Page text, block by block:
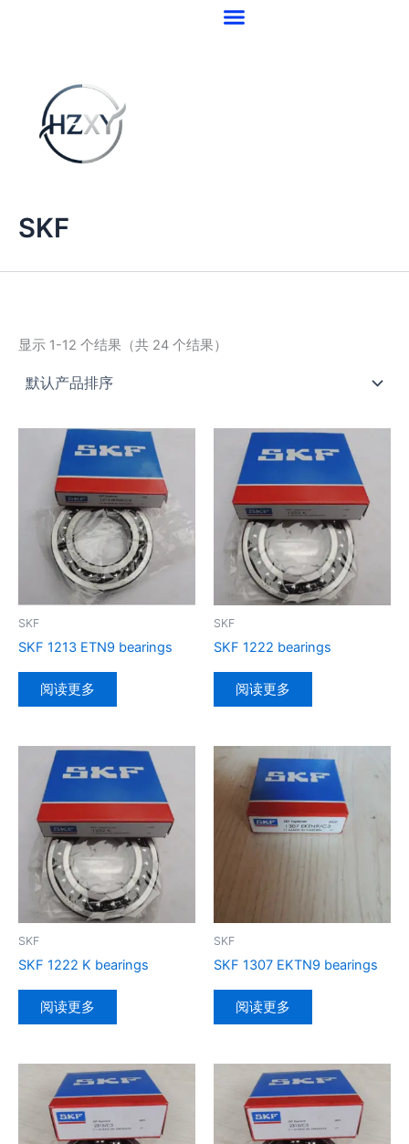
SKF
显示 1-12 个结果（共 24 个结果）
SKF
SKF 1213 ETN9 bearings
阅读更多
SKF
SKF 1222 bearings
阅读更多
SKF
SKF 1222 K bearings
阅读更多
SKF
SKF 1307 EKTN9 bearings
阅读更多